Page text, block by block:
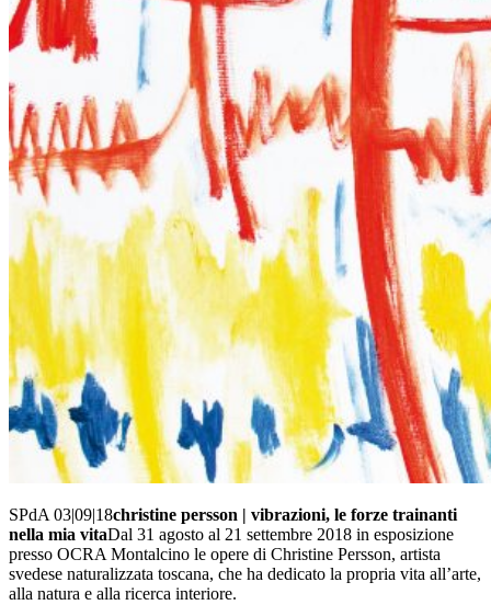
SPdA 03|09|18christine persson | vibrazioni, le forze trainanti
nella mia vitaDal 31 agosto al 21 settembre 2018 in esposizione
presso OCRA Montalcino le opere di Christine Persson, artista
svedese naturalizzata toscana, che ha dedicato la propria vita all’arte,
alla natura e alla ricerca interiore.